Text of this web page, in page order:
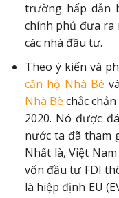
trường hấp dẫn
chính phủ đưa ra
các nhà đầu tư.
Theo ý kiến và
căn hộ Nhà Bè
Nhà Bè chắc
2020. Nó được
nước ta đã tham
Nhất là, Việt
vốn đầu tư FDI
là hiệp định EU